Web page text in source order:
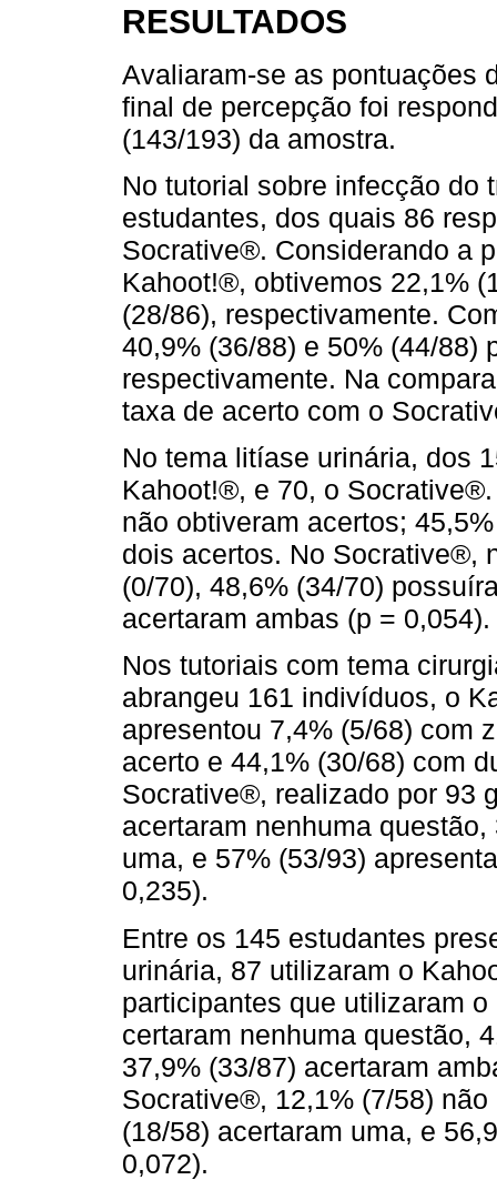
RESULTADOS
Avaliaram-se as pontuações
final de percepção foi
(143/193) da amostra.
No tutorial sobre infecção do
estudantes, dos quais 86
Socrative®. Considerando a
Kahoot!®, obtivemos 22,1%
(28/86), respectivamente.
40,9% (36/88) e 50% (44/88)
respectivamente. Na
taxa de acerto com o
No tema litíase urinária, dos
Kahoot!®, e 70, o
não obtiveram acertos;
dois acertos. No Socrative®,
(0/70), 48,6% (34/70)
acertaram ambas (p = 0,054).
Nos tutoriais com tema
abrangeu 161 indivíduos, o
apresentou 7,4% (5/68) com
acerto e 44,1% (30/68) com
Socrative®, realizado por 93
acertaram nenhuma
uma, e 57% (53/93)
0,235).
Entre os 145 estudantes
urinária, 87 utilizaram o
participantes que utilizaram
certaram nenhuma questão,
37,9% (33/87) acertaram
Socrative®, 12,1% (7/58)
(18/58) acertaram uma, e
0,072).